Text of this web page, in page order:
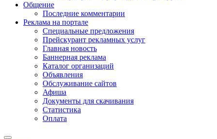
Общение
Последние комментарии
Реклама на портале
Специальные предложения
Прейскурант рекламных услуг
Главная новость
Баннерная реклама
Каталог организаций
Объявления
Обслуживание сайтов
Афиша
Документы для скачивания
Статистика
Оплата